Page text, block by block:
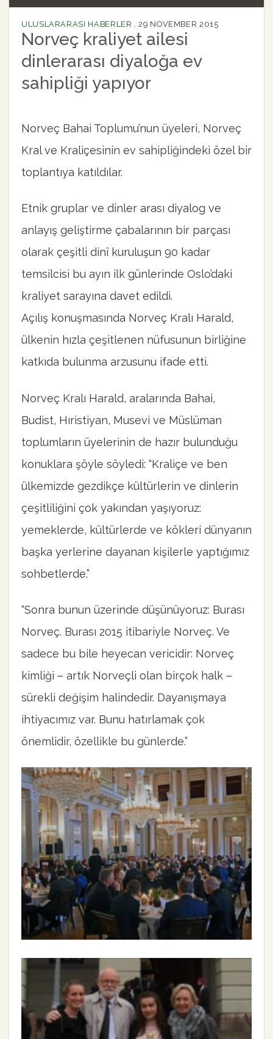
ULUSLARARASI HABERLER , 29 NOVEMBER 2015
Norveç kraliyet ailesi
dinlerarası diyaloğa ev
sahipliği yapıyor
Norveç Bahai Toplumu’nun üyeleri, Norveç
Kral ve Kraliçesinin ev sahipliğindeki özel bir
toplantıya katıldılar.
Etnik gruplar ve dinler arası diyalog ve
anlayış geliştirme çabalarının bir parçası
olarak çeşitli dinî kuruluşun 90 kadar
temsilcisi bu ayın ilk günlerinde Oslo’daki
kraliyet sarayına davet edildi.
Açılış konuşmasında Norveç Kralı Harald,
ülkenin hızla çeşitlenen nüfusunun birliğine
katkıda bulunma arzusunu ifade etti.
Norveç Kralı Harald, aralarında Bahai,
Budist, Hıristiyan, Musevi ve Müslüman
toplumların üyelerinin de hazır bulunduğu
konuklara şöyle söyledi: “Kraliçe ve ben
ülkemizde gezdikçe kültürlerin ve dinlerin
çeşitliliğini çok yakından yaşıyoruz:
yemeklerde, kültürlerde ve kökleri dünyanın
başka yerlerine dayanan kişilerle yaptığımız
sohbetlerde.”
“Sonra bunun üzerinde düşünüyoruz: Burası
Norveç. Burası 2015 itibariyle Norveç. Ve
sadece bu bile heyecan vericidir: Norveç
kimliği – artık Norveçli olan birçok halk –
sürekli değişim halindedir. Dayanışmaya
ihtiyacımız var. Bunu hatırlamak çok
önemlidir, özellikle bu günlerde.”